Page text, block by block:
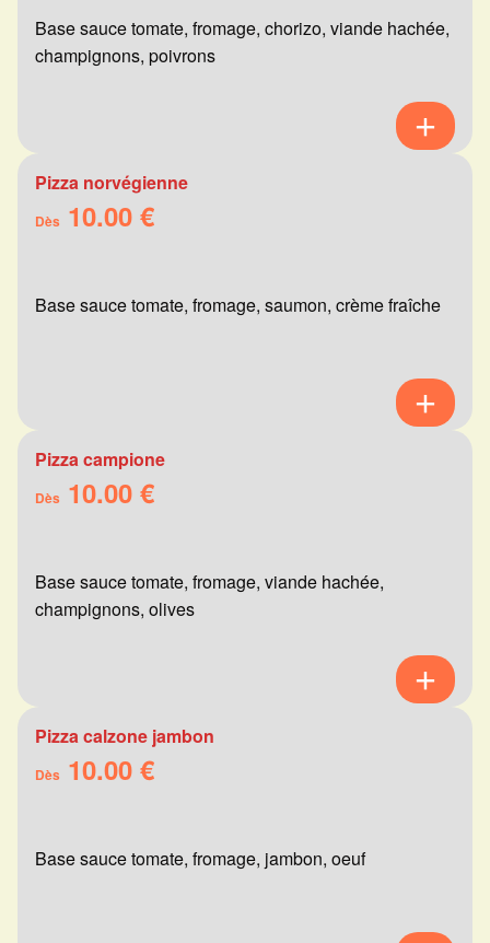
Base sauce tomate, fromage, chorizo, viande hachée,
champignons, poivrons
Pizza norvégienne
Dès 10.00 €
Base sauce tomate, fromage, saumon, crème fraîche
Pizza campione
Dès 10.00 €
Base sauce tomate, fromage, viande hachée,
champignons, olives
Pizza calzone jambon
Dès 10.00 €
Base sauce tomate, fromage, jambon, oeuf